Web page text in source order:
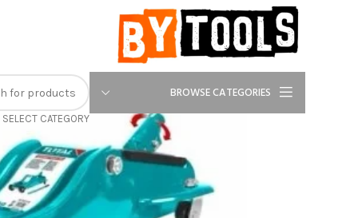
BROWSE CATEGORIES
SELECT CATEGORY
-13%